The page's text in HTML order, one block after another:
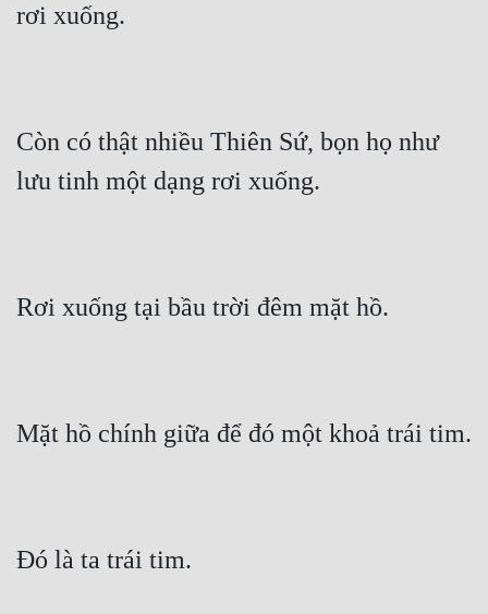
rơi xuống.
Còn có thật nhiều Thiên Sứ, bọn họ như
lưu tinh một dạng rơi xuống.
Rơi xuống tại bầu trời đêm mặt hồ.
Mặt hồ chính giữa để đó một khoả trái tim.
Đó là ta trái tim.